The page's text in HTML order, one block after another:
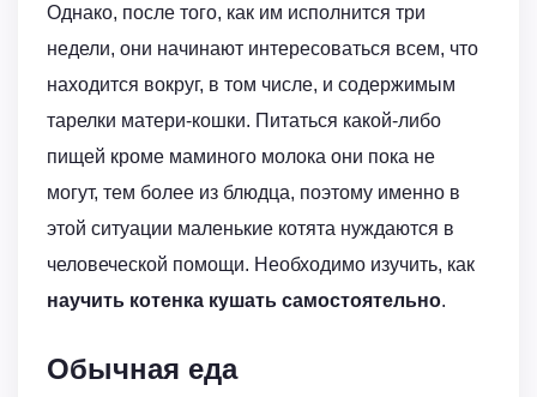
Однако, после того, как им исполнится три
недели, они начинают интересоваться всем, что
находится вокруг, в том числе, и содержимым
тарелки матери-кошки. Питаться какой-либо
пищей кроме маминого молока они пока не
могут, тем более из блюдца, поэтому именно в
этой ситуации маленькие котята нуждаются в
человеческой помощи. Необходимо изучить, как
научить котенка кушать самостоятельно.
Обычная еда